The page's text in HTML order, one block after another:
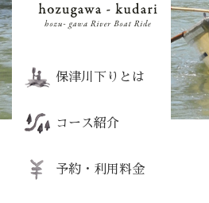
プ
保津川下りとは
コース紹介
予約・利用料金